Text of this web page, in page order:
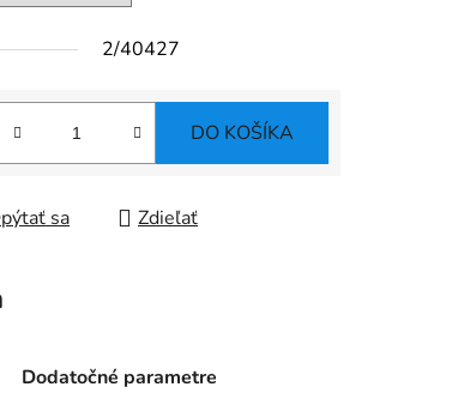
2/40427
DO KOŠÍKA
sa Zdieľať
Dodatočné parametre